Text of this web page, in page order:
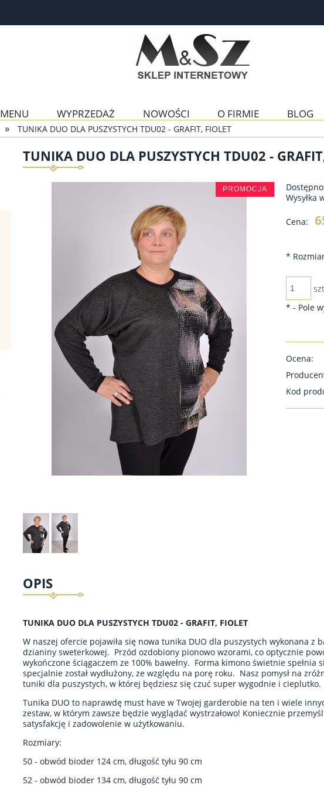
MENU WYPRZEDAŻ NOWOŚCI O FIRMIE BLOG
»
TUNIKA DUO DLA PUSZYSTYCH TDU02 - GRAFIT, FIOLET
TUNIKA DUO DLA PUSZYSTYCH TDU02 -
PROMOCJA
Wysyłka
Cena:
*
* - Pole
Ocena:
Kod
OPIS
TUNIKA DUO DLA PUSZYSTYCH TDU02 - GRAFIT, FIOLET
W naszej ofercie pojawiła się nowa tunika DUO dla puszystych wykonana
dzianiny sweterkowej. Przód ozdobiony pionowo wzorami, co optycznie
wykończone ściągaczem ze 100% bawełny. Forma kimono świetnie
specjalnie został wydłużony, ze względu na porę roku. Nasz pomysł na
tuniki dla puszystych, w której będziesz się czuć super wygodnie i cieplutko.
Tunika DUO to naprawdę must have w Twojej garderobie na ten i wiele
zestaw, w którym zawsze będzie wyglądać wystrzałowo! Koniecznie
satysfakcję i zadowolenie w użytkowaniu.
Rozmiary:
50 - obwód bioder 124 cm, długość tyłu 90 cm
52 - obwód bioder 134 cm, długość tyłu 90 cm